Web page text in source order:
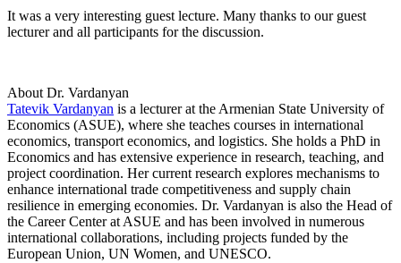
It was a very interesting guest lecture. Many thanks to our guest
lecturer and all participants for the discussion.
About Dr. Vardanyan
Tatevik Vardanyan is a lecturer at the Armenian State University of
Economics (ASUE), where she teaches courses in international
economics, transport economics, and logistics. She holds a PhD in
Economics and has extensive experience in research, teaching, and
project coordination. Her current research explores mechanisms to
enhance international trade competitiveness and supply chain
resilience in emerging economies. Dr. Vardanyan is also the Head of
the Career Center at ASUE and has been involved in numerous
international collaborations, including projects funded by the
European Union, UN Women, and UNESCO.